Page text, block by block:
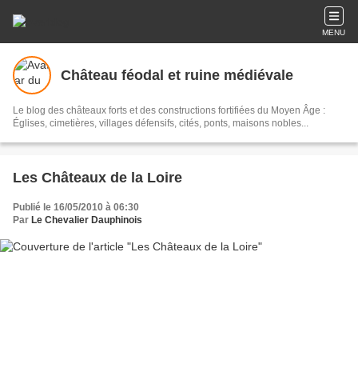
MENU
Château féodal et ruine médiévale
Le blog des châteaux forts et des constructions fortifiées du Moyen Âge :
Églises, cimetières, villages défensifs, cités, ponts, maisons nobles...
Les Châteaux de la Loire
Publié le 16/05/2010 à 06:30
Par Le Chevalier Dauphinois